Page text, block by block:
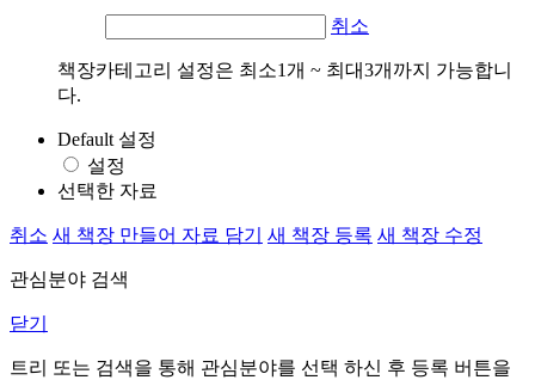
취소
책장카테고리 설정은 최소1개 ~ 최대3개까지 가능합니
다.
Default 설정
설정
선택한 자료
취소 새 책장 만들어 자료 담기 새 책장 등록 새 책장 수정
관심분야 검색
닫기
트리 또는 검색을 통해 관심분야를 선택 하신 후 등록 버튼을